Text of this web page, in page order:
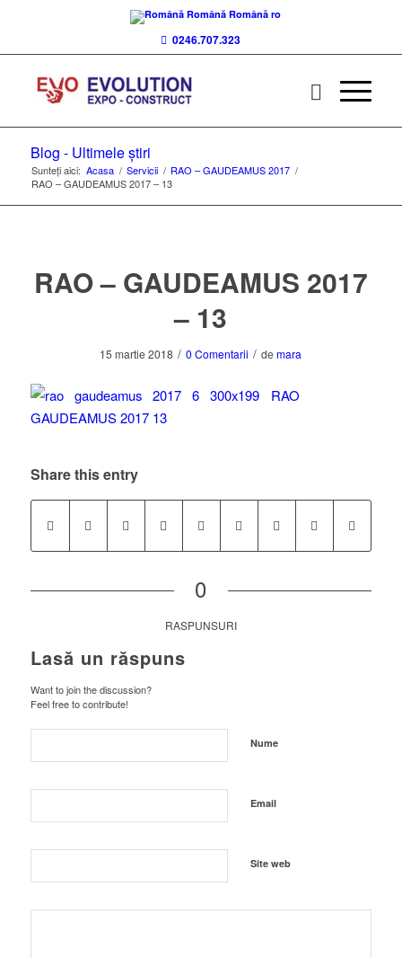
Română Română ro
0246.707.323
Blog - Ultimele știri
Sunteți aici: Acasa / Servicii / RAO – GAUDEAMUS 2017 /
RAO – GAUDEAMUS 2017 – 13
RAO – GAUDEAMUS 2017
– 13
15 martie 2018 / 0 Comentarii / demara
Share this entry
0
RASPUNSURI
Lasă un răspuns
Want to join the discussion?
Feel free to contribute!
Nume
Email
Site web